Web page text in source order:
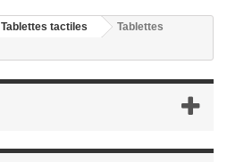
Tablettes tactiles
Tablettes